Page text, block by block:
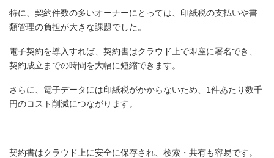
特に、契約件数の多いオーナーにとっては、印紙税の支払いや書
類管理の負担が大きな課題でした。
電子契約を導入すれば、契約書はクラウド上で即座に署名でき、
契約成立までの時間を大幅に短縮できます。
さらに、電子データには印紙税がかからないため、1件あたり数千
円のコスト削減につながります。
契約書はクラウド上に安全に保存され、検索・共有も容易です。